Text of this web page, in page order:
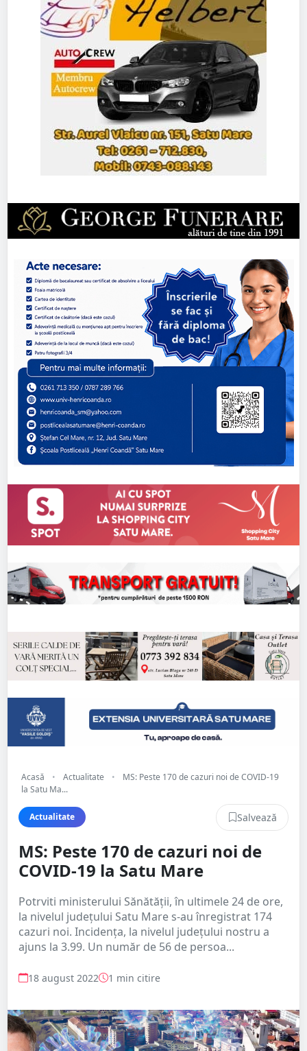
Acasă • Actualitate •
MS: Peste 170 de cazuri noi de COVID-19
la Satu Ma...
Actualitate Salvează
MS: Peste 170 de cazuri noi de
COVID-19 la Satu Mare
Potrviti ministerului Sănătății, în ultimele 24 de ore,
la nivelul județului Satu Mare s-au înregistrat 174
cazuri noi. Incidența, la nivelul județului nostru a
ajuns la 3.99. Un număr de 56 de persoa...
18 august 2022 1 min citire